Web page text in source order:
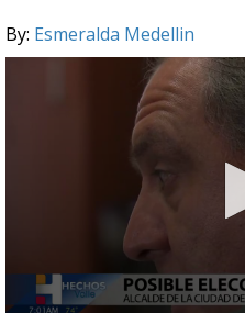
By: Esmeralda Medellin